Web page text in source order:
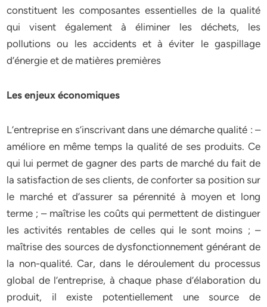
constituent les composantes essentielles de la qualité
qui visent également à éliminer les déchets, les
pollutions ou les accidents et à éviter le gaspillage
d’énergie et de matières premières
Les enjeux économiques
L’entreprise en s’inscrivant dans une démarche qualité : –
améliore en même temps la qualité de ses produits. Ce
qui lui permet de gagner des parts de marché du fait de
la satisfaction de ses clients, de conforter sa position sur
le marché et d’assurer sa pérennité à moyen et long
terme ; – maîtrise les coûts qui permettent de distinguer
les activités rentables de celles qui le sont moins ; –
maîtrise des sources de dysfonctionnement générant de
la non-qualité. Car, dans le déroulement du processus
global de l’entreprise, à chaque phase d’élaboration du
produit, il existe potentiellement une source de